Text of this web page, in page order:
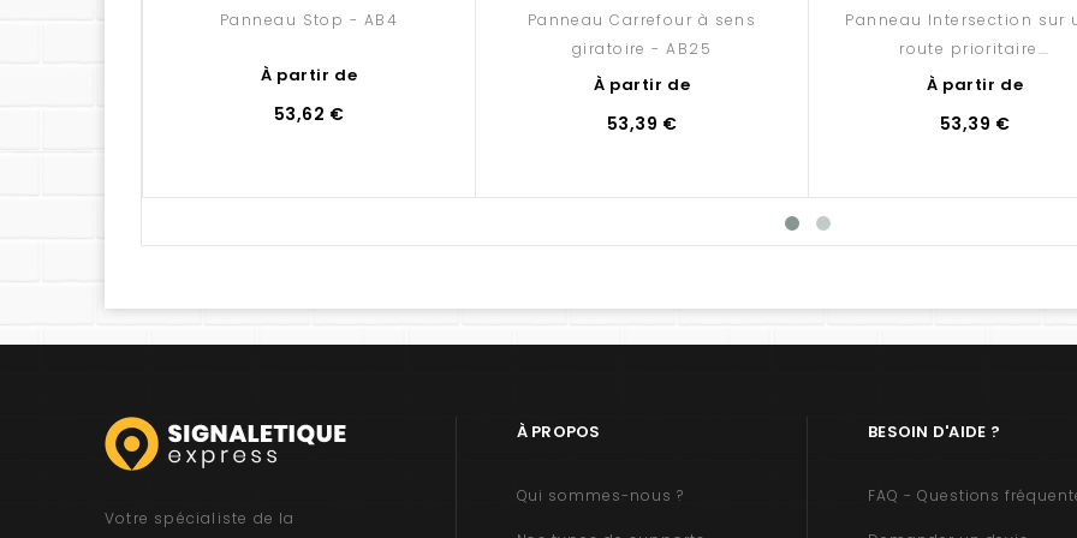
Panneau Stop - AB4
À partir de
53,62 €
Panneau Carrefour à sens
giratoire - AB25
À partir de
53,39 €
Panneau Intersection sur
route prioritaire...
À partir de
53,39 €
Votre spécialiste de la
À PROPOS
Qui sommes-nous ?
BESOIN D'AIDE ?
FAQ - Questions